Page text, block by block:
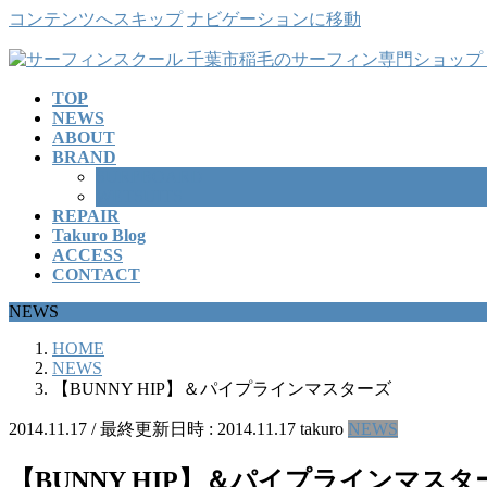
コンテンツへスキップ ナビゲーションに移動
TOP
NEWS
ABOUT
BRAND
REPAIR
Takuro Blog
ACCESS
CONTACT
NEWS
HOME
NEWS
【BUNNY HIP】＆パイプラインマスターズ
2014.11.17 / 最終更新日時 : 2014.11.17 takuro NEWS
【BUNNY HIP】＆パイプラインマスタ